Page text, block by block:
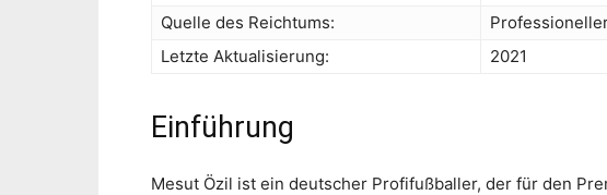
Quelle des Reichtums:
Letzte Aktualisierung:
2021
Einführung
Mesut Özil ist ein deutscher Profifußballer, der für den